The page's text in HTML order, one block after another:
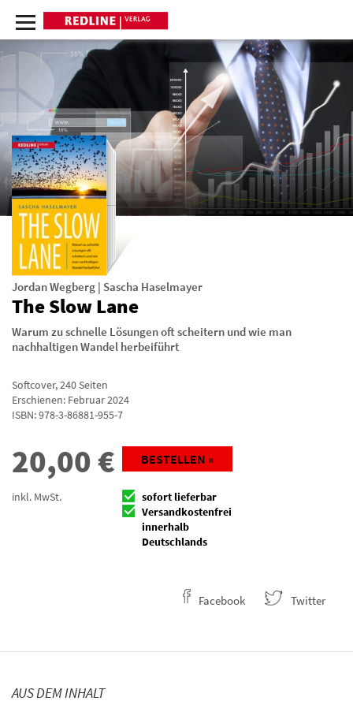
Jordan Wegberg | Sascha Haselmayer
The Slow Lane
Warum zu schnelle Lösungen oft scheitern und wie man
nachhaltigen Wandel herbeiführt
Softcover,240Seiten
Erschienen: Februar 2024
ISBN:978-3-86881-955-7
20,00€
inkl. MwSt.
BESTELLEN »
sofort lieferbar
Versandkostenfrei
innerhalb
Deutschlands
Facebook Twitter
AUS DEM INHALT